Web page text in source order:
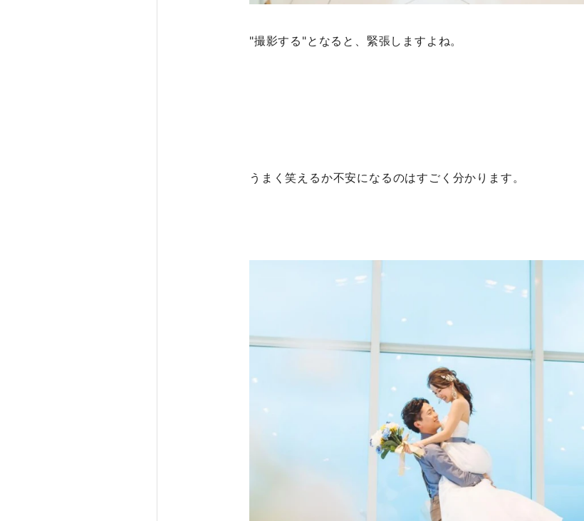
"撮影する"となると、緊張しますよね。
うまく笑えるか不安になるのはすごく分かります。